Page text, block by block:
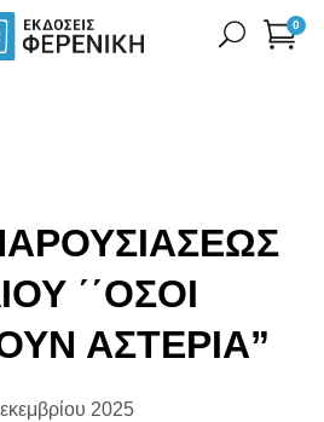
0
΄΄ΟΣΟΙ
ΑΣΤΕΡΙΑ”
2025